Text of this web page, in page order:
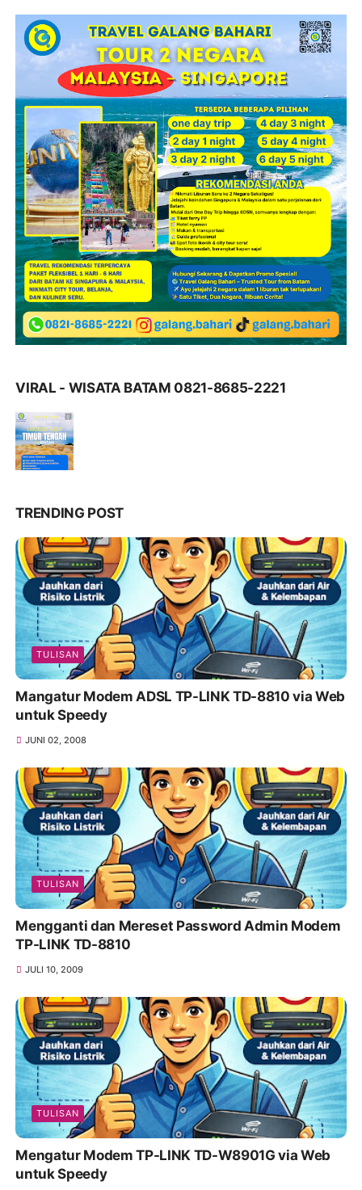
VIRAL - WISATA BATAM 0821-8685-2221
TRENDING POST
TULISAN
Mangatur Modem ADSL TP-LINK TD-8810 via Web
untuk Speedy
JUNI 02, 2008
TULISAN
Mengganti dan Mereset Password Admin Modem
TP-LINK TD-8810
JULI 10, 2009
TULISAN
Mengatur Modem TP-LINK TD-W8901G via Web
untuk Speedy